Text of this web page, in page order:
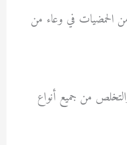
الحمضيات في وعاء من
من جميع أنواع